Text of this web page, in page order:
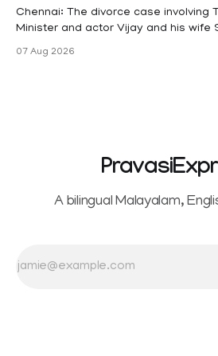
maternity
Chennai: The divorce case involving
Minister and actor Vijay and his wife
Sowrnalingam has taken a new turn
07 Aug 2026
A bilingual Malayalam,